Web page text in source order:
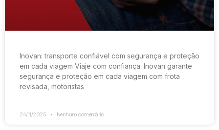
Inovan: transporte confiável com segurança e proteção
em cada viagem Viaje com confiança: Inovan garante
segurança e proteção em cada viagem com frota
revisada, motoristas
24/11/2025 Nenhum comentário